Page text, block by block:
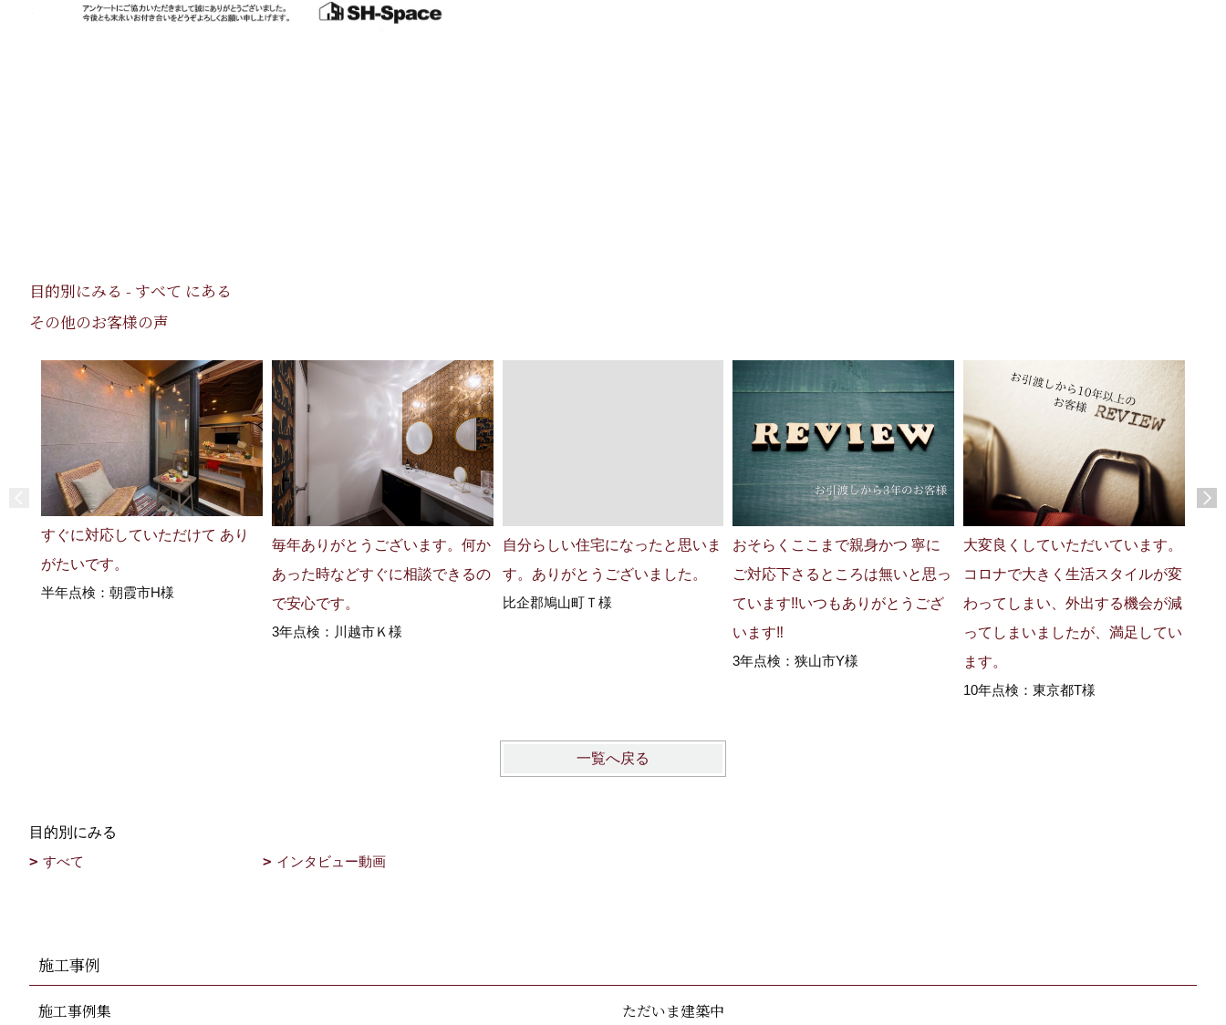
目的別にみる - すべて にある
その他のお客様の声
すぐに対応していただけて あり
がたいです。
半年点検：朝霞市H様
毎年ありがとうございます。何か
あった時などすぐに相談できるの
で安心です。
3年点検：川越市Ｋ様
自分らしい住宅になったと思いま
す。ありがとうございました。
比企郡鳩山町Ｔ様
おそらくここまで親身かつ 寧に
ご対応下さるところは無いと思っ
ています!!いつもありがとうござ
います‼
3年点検：狭山市Y様
大変良くしていただいています。
コロナで大きく生活スタイルが変
わってしまい、外出する機会が減
ってしまいましたが、満足してい
ます。
10年点検：東京都T様
一覧へ戻る
目的別にみる
すべて
インタビュー動画
施工事例
施工事例集 ただいま建築中